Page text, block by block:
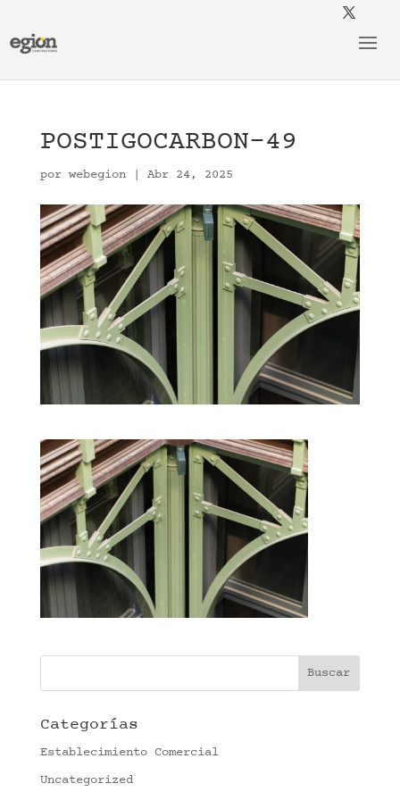
POSTIGOCARBON-49
por webegion| Abr 24, 2025
Categorías
Establecimiento Comercial
Uncategorized